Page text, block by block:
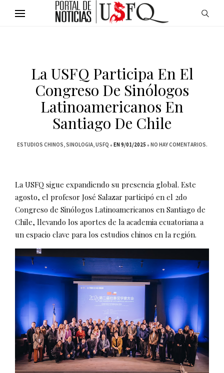
La USFQ Participa En El
Congreso De Sinólogos
Latinoamericanos En
Santiago De Chile
ESTUDIOS CHINOS SINOLOGIA USFQ EN 9/01/2025 NO HAY COMENTARIOS.
La USFQ sigue expandiendo su presencia global. Este
agosto, el profesor José Salazar participó en el 2do
Congreso de Sinólogos Latinoamericanos en Santiago de
Chile, llevando los aportes de la academia ecuatoriana a
un espacio clave para los estudios chinos en la región.